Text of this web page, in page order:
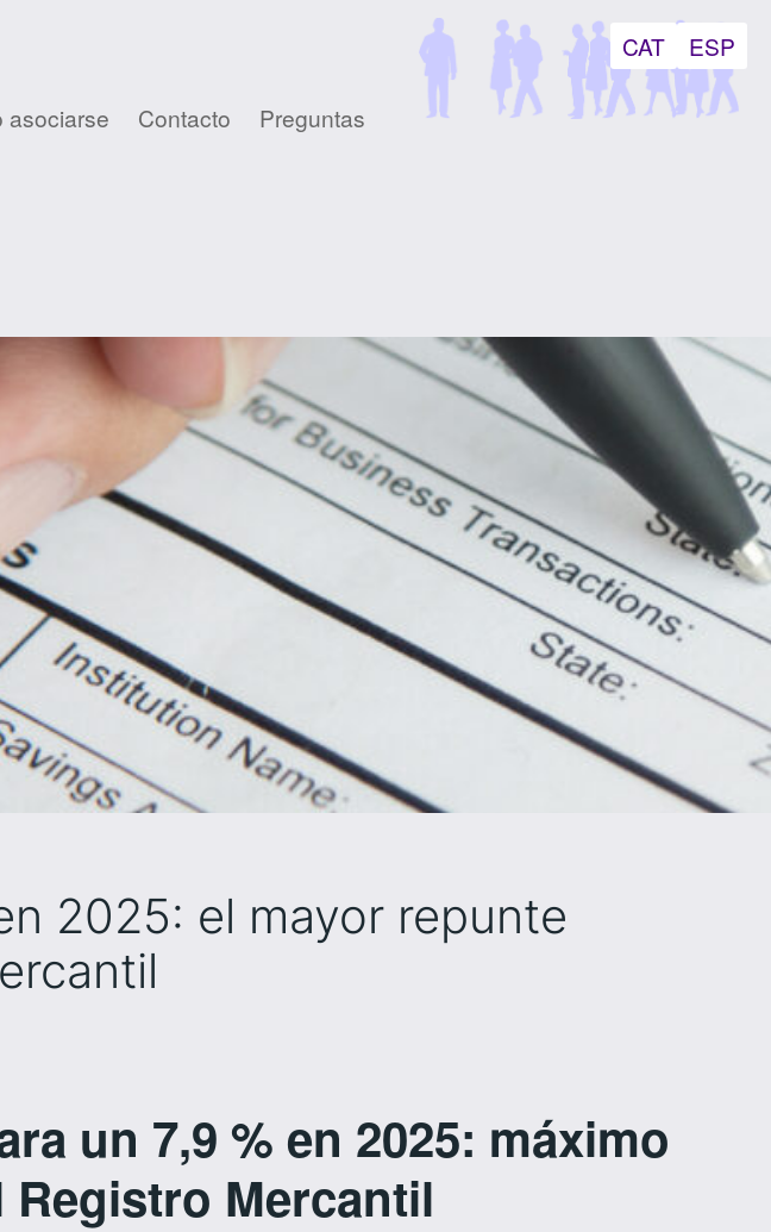
CAT ESP
asociarse Contacto Preguntas
2025: el mayor repunte
un 7,9 % en 2025: máximo
Registro Mercantil